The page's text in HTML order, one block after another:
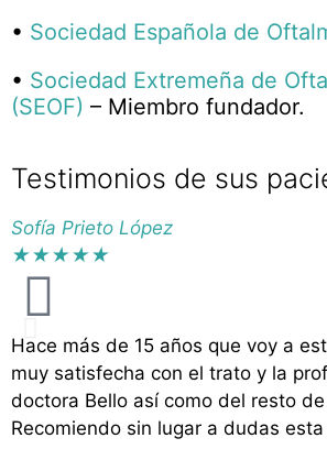
• Sociedad Española de
• Sociedad Extremeña de
(SEOF) – Miembro fundador.
Testimonios de sus
Sofía Prieto López
★★★★★
Hace más de 15 años que voy a
muy satisfecha con el trato y la
doctora Bello así como del resto
Recomiendo sin lugar a dudas